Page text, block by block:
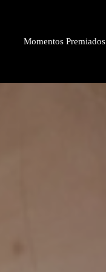
Momentos Premiados